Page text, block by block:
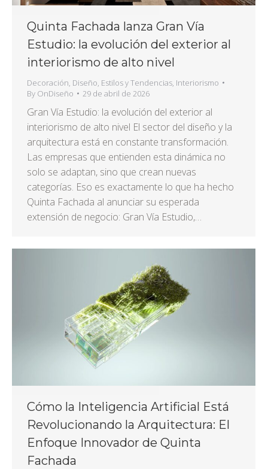
Quinta Fachada lanza Gran Vía
Estudio: la evolución del exterior al
interiorismo de alto nivel
Decoración, Diseño, Estilos y Tendencias, Interiorismo
By OnDiseño 29 de abril de 2026
Gran Vía Estudio: la evolución del exterior al
interiorismo de alto nivel El sector del diseño y la
arquitectura está en constante transformación.
Las empresas que entienden esta dinámica no
solo se adaptan, sino que crean nuevas
categorías. Eso es exactamente lo que ha hecho
Quinta Fachada al anunciar su esperada
extensión de negocio: Gran Vía Estudio,…
Cómo la Inteligencia Artificial Está
Revolucionando la Arquitectura: El
Enfoque Innovador de Quinta
Fachada